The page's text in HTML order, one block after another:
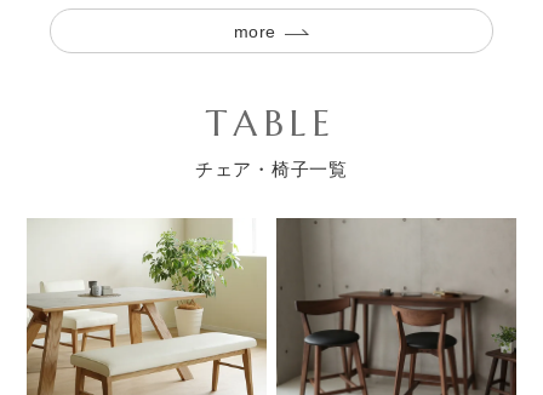
more
TABLE
チェア・椅子一覧